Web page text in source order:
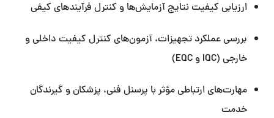
ارزیابی کیفیت نتایج آزمایش‌ها و کنترل فرآیندهای کیفی
بررسی عملکرد تجهیزات، آزمون‌های کنترل کیفیت داخلی و
خارجی (IQC و EQC)
مهارت‌های ارتباطی مؤثر با پرسنل فنی، پزشکان و گیرندگان
خدمت